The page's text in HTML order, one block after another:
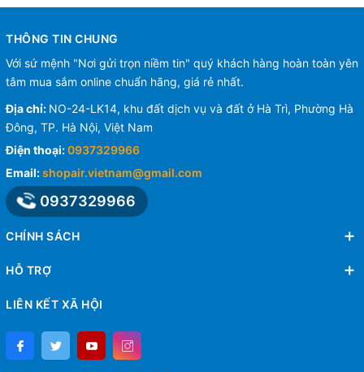
THÔNG TIN CHUNG
Với sứ mệnh "Nơi gửi trọn niềm tin" quý khách hàng hoàn toàn yên
tâm mua sắm online chuẩn hãng, giá rẻ nhất.
Địa chỉ: NO-24-LK14, khu đất dịch vụ và đất ở Hà Trì, Phường Hà
Đông, TP. Hà Nội, Việt Nam
Điện thoại:0937329966
Email:shopair.vietnam@gmail.com
0937329966
CHÍNH SÁCH
HỖ TRỢ
LIÊN KẾT XÃ HỘI